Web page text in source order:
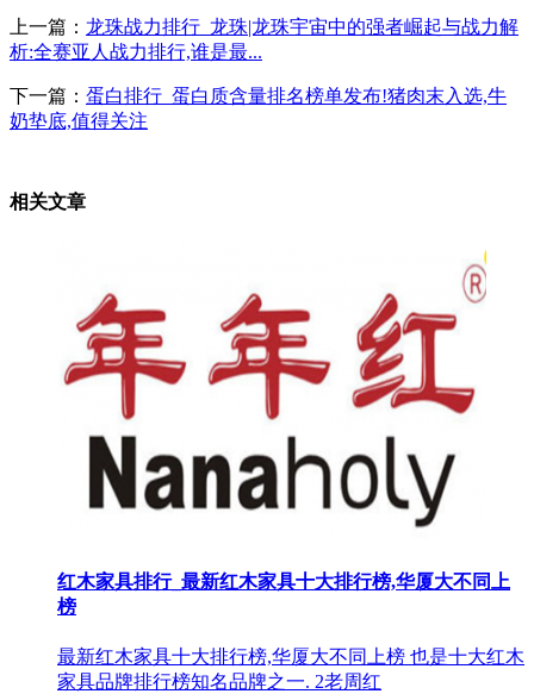
上一篇： 龙珠战力排行_龙珠|龙珠宇宙中的强者崛起与战力解
析:全赛亚人战力排行,谁是最...
下一篇： 蛋白排行_蛋白质含量排名榜单发布!猪肉末入选,牛
奶垫底,值得关注
相关文章
红木家具排行_最新红木家具十大排行榜,华厦大不同上
榜
最新红木家具十大排行榜,华厦大不同上榜 也是十大红木
家具品牌排行榜知名品牌之一. 2老周红